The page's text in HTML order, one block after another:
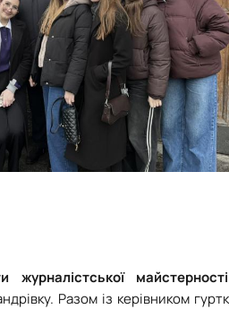
журналістської
Разом із керівником